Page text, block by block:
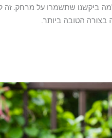
ביקשנו שתשמרו על מרחק. זה
בצורה הטובה ביותר.